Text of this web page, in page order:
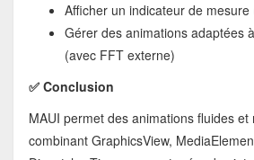
Afficher un indicateur de
Gérer des animations adaptées
(avec FFT externe)
✅ Conclusion
MAUI permet des animations fluides et
combinant GraphicsView,